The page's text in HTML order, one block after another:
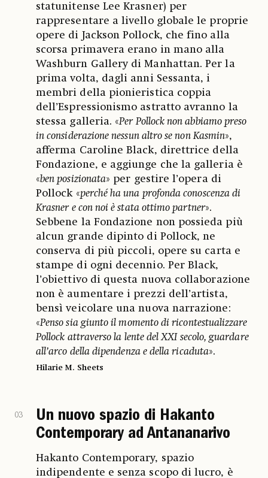
statunitense Lee Krasner) per
rappresentare a livello globale le proprie
opere di Jackson Pollock, che fino alla
scorsa primavera erano in mano alla
Washburn Gallery di Manhattan. Per la
prima volta, dagli anni Sessanta, i
membri della pionieristica coppia
dell’Espressionismo astratto avranno la
stessa galleria. «Per Pollock non abbiamo preso
in considerazione nessun altro se non Kasmin»,
afferma Caroline Black, direttrice della
Fondazione, e aggiunge che la galleria è
«ben posizionata» per gestire l’opera di
Pollock «perché ha una profonda conoscenza di
Krasner e con noi è stata ottimo partner».
Sebbene la Fondazione non possieda più
alcun grande dipinto di Pollock, ne
conserva di più piccoli, opere su carta e
stampe di ogni decennio. Per Black,
l’obiettivo di questa nuova collaborazione
non è aumentare i prezzi dell’artista,
bensì veicolare una nuova narrazione:
«Penso sia giunto il momento di ricontestualizzare
Pollock attraverso la lente del XXI secolo, guardare
all’arco della dipendenza e della ricaduta».
Hilarie M. Sheets
03
Un nuovo spazio di Hakanto
Contemporary ad Antananarivo
Hakanto Contemporary, spazio
indipendente e senza scopo di lucro, è